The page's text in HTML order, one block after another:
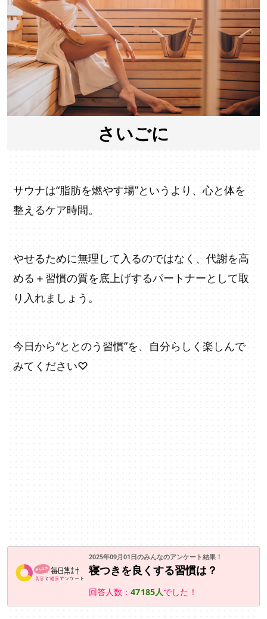
さいごに
サウナは“脂肪を燃やす場”というより、心と体を
整えるケア時間。
やせるために無理して入るのではなく、代謝を高
める＋習慣の質を底上げするパートナーとして取
り入れましょう。
今日から“ととのう習慣”を、自分らしく楽しんで
みてください♡
2025年09月01日のみんなのアンケート結果！
寝つきを良くする習慣は？
回答人数：47185人でした！